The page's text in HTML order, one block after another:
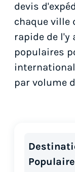
devis
chaque ville
rapide de l'y
populaires
par volume